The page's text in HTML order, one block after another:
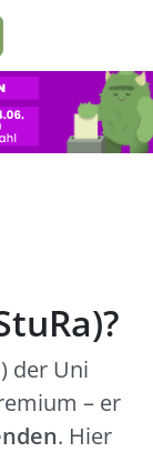
der Uni
– er
. Hier